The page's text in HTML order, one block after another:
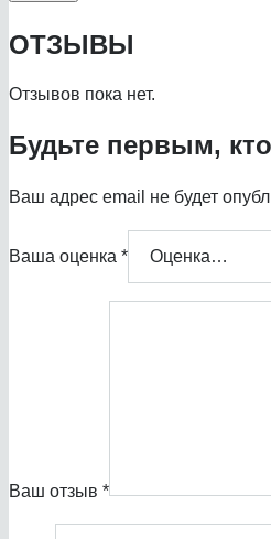
ОТЗЫВЫ
Отзывов пока нет.
Будьте первым,
Ваш адрес email не будет
Ваша оценка *
Ваш отзыв *